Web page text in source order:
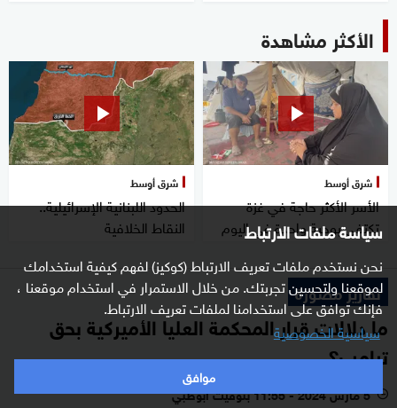
سياسة ملفات الارتباط
نحن نستخدم ملفات تعريف الارتباط (كوكيز) لفهم كيفية استخدامك
لموقعنا ولتحسين تجربتك. من خلال الاستمرار في استخدام موقعنا ،
فإنك توافق على استخدامنا لملفات تعريف الارتباط.
سياسية الخصوصية
موافق
الأكثر مشاهدة
شرق أوسط
الأسر الأكثر حاجة في غزة
تكتفي بوجبة واحدة في اليوم
شرق أوسط
الحدود اللبنانية الإسرائيلية..
النقاط الخلافية
تقارير مصورة
ما دلالات قرار المحكمة العليا الأميركية بحق
ترامب؟
l 5 مارس 2024 - 11:55 بتوقيت أبوظبي